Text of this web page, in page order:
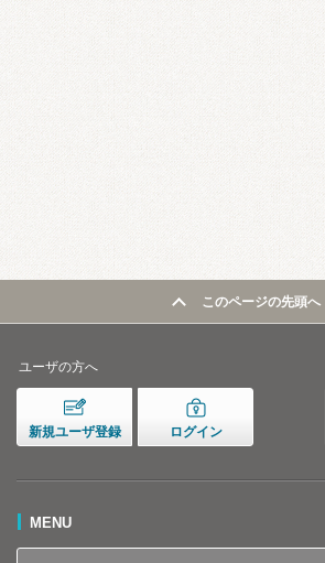
このページの先頭へ
ユーザの方へ
新規ユーザ登録 ログイン
MENU